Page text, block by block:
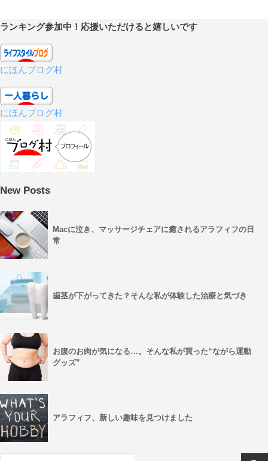
ランキング参加中！応援いただけると嬉しいです
にほんブログ村
にほんブログ村
New Posts
Macに泣き、マッサージチェアに癒されるアラフィフの日
常
歯茎が下がってきた？そんな私が体験した治療と気づき
お腹のお肉が気になる…。そんな私が買った“ながら運動
グッズ”
アラフィフ、新しい趣味を見つけました